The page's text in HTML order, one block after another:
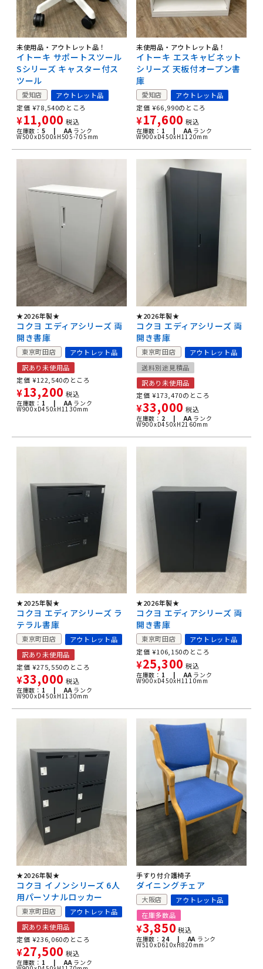
未使用品・アウトレット品！
イトーキ サポートスツール
Sシリーズ キャスター付ス
ツール
愛知店
アウトレット品
定価 ¥78,540のところ
¥11,000 税込
在庫数： 5 | AAランク
W500xD500xH505-705mm
未使用品・アウトレット品！
イトーキ エスキャビネット
シリーズ 天板付オープン書
庫
愛知店
アウトレット品
定価 ¥66,990のところ
¥17,600 税込
在庫数： 1 | AAランク
W900xD450xH1120mm
★2026年製★
コクヨ エディアシリーズ 両
開き書庫
東京町田店
アウトレット品
訳あり未使用品
定価 ¥122,540のところ
¥13,200 税込
在庫数： 1 | AA ランク
W900xD450xH1130mm
★2026年製★
コクヨ エディアシリーズ 両
開き書庫
東京町田店
アウトレット品
送料別途見積品
訳あり未使用品
定価 ¥173,470のところ
¥33,000 税込
在庫数： 2 | AA ランク
W900xD450xH2160mm
★2025年製★
コクヨ エディアシリーズ ラ
テラル書庫
東京町田店
アウトレット品
訳あり未使用品
定価 ¥275,550のところ
¥33,000 税込
在庫数： 1 | AAランク
W900xD450xH1130mm
★2026年製★
コクヨ エディアシリーズ 両
開き書庫
東京町田店
アウトレット品
定価 ¥106,150のところ
¥25,300 税込
在庫数： 1 | AAランク
W900xD450xH1110mm
★2026年製★
コクヨ イノンシリーズ 6人
用パーソナルロッカー
東京町田店
アウトレット品
訳あり未使用品
定価 ¥236,060のところ
¥27,500 税込
在庫数： 1 | AA ランク
手すり付介護椅子
ダイニングチェア
大阪店
アウトレット品
在庫多数品
¥3,850 税込
在庫数： 24 | AA ランク
W510xD610xH820mm